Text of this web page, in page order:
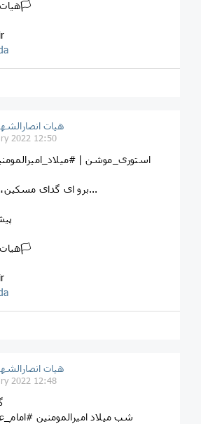
هیات‌انصارالشهداءهمدان🏳
هیات
2022 12:50
📷 #استوری_موشن |
💠 برو ای گدای مسکین، در خانه علی زن...
📲
هیات‌انصارالشهداءهمدان🏳
هیات
2022 12:48